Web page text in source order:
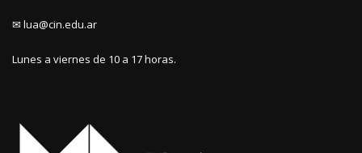
✉ lua@cin.edu.ar
Lunes a viernes de 10 a 17 horas.